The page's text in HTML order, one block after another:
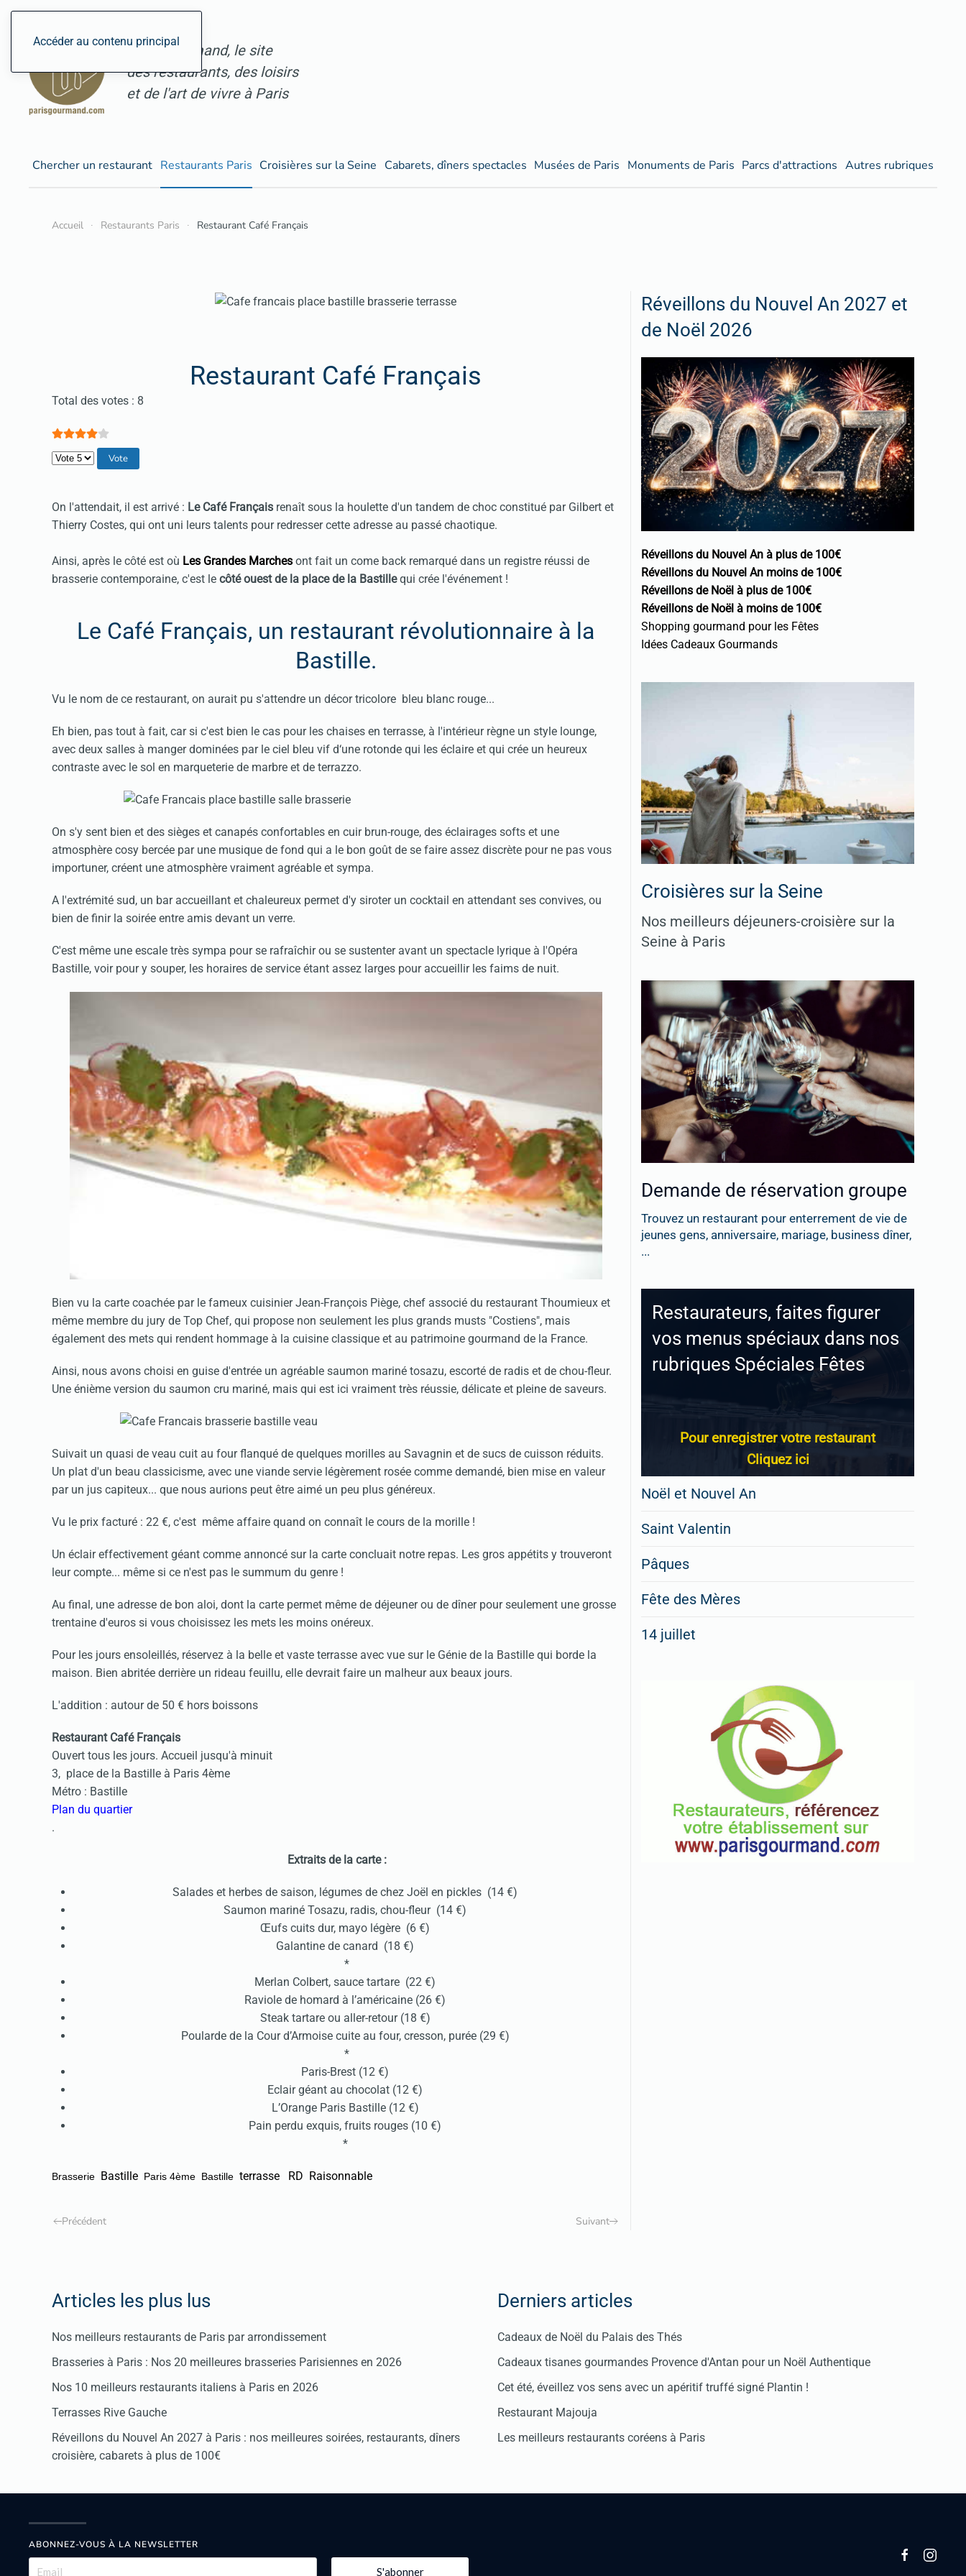
Accéder au contenu principal
ParisGourmand, le site
des restaurants, des loisirs
et de l'art de vivre à Paris
Chercher un restaurant Restaurants Paris Croisières sur la Seine Cabarets, dîners spectacles Musées de Paris Monuments de Paris Parcs d'attractions Autres rubriques
Accueil Restaurants Paris Restaurant Café Français
Restaurant Café Français
Vote utilisateur:4/
Total des votes : 8
Veuillez voter
On l'attendait, il est arrivé : Le Café Français renaît sous la houlette d'un tandem de choc constitué par Gilbert et
Thierry Costes, qui ont uni leurs talents pour redresser cette adresse au passé chaotique.
Ainsi, après le côté est où Les Grandes Marches ont fait un come back remarqué dans un registre réussi de
brasserie contemporaine, c'est le côté ouest de la place de la Bastillequi crée l'événement !
Le Café Français, un restaurant révolutionnaire à la
Bastille.
Vu le nom de ce restaurant, on aurait pu s'attendre un décor tricolore bleu blanc rouge...
Eh bien, pas tout à fait, car si c'est bien le cas pour les chaises en terrasse, à l'intérieur règne un style lounge,
avec deux salles à manger dominées par le ciel bleu vif d‘une rotonde qui les éclaire et qui crée un heureux
contraste avec le sol en marqueterie de marbre et de terrazzo.
On s'y sent bien et des sièges et canapés confortables en cuir brun-rouge, des éclairages softs et une
atmosphère cosy bercée par une musique de fond qui a le bon goût de se faire assez discrète pour ne pas vous
importuner, créent une atmosphère vraiment agréable et sympa.
A l'extrémité sud, un bar accueillant et chaleureux permet d'y siroter un cocktail en attendant ses convives, ou
bien de finir la soirée entre amis devant un verre.
C'est même une escale très sympa pour se rafraîchir ou se sustenter avant un spectacle lyrique à l'Opéra
Bastille, voir pour y souper, les horaires de service étant assez larges pour accueillir les faims de nuit.
Bien vu la carte coachée par le fameux cuisinier Jean-François Piège, chef associé du restaurant Thoumieux et
même membre du jury de Top Chef, qui propose non seulement les plus grands musts "Costiens", mais
également des mets qui rendent hommage à la cuisine classique et au patrimoine gourmand de la France.
Ainsi, nous avons choisi en guise d'entrée un agréable saumon mariné tosazu, escorté de radis et de chou-fleur.
Une énième version du saumon cru mariné, mais qui est ici vraiment très réussie, délicate et pleine de saveurs.
Suivait un quasi de veau cuit au four flanqué de quelques morilles au Savagnin et de sucs de cuisson réduits.
Un plat d'un beau classicisme, avec une viande servie légèrement rosée comme demandé, bien mise en valeur
par un jus capiteux... que nous aurions peut être aimé un peu plus généreux.
Vu le prix facturé : 22 €, c'est même affaire quand on connaît le cours de la morille !
Un éclair effectivement géant comme annoncé sur la carte concluait notre repas. Les gros appétits y trouveront
leur compte... même si ce n'est pas le summum du genre !
Au final, une adresse de bon aloi, dont la carte permet même de déjeuner ou de dîner pour seulement une grosse
trentaine d'euros si vous choisissez les mets les moins onéreux.
Pour les jours ensoleillés, réservez à la belle et vaste terrasse avec vue sur le Génie de la Bastille qui borde la
maison. Bien abritée derrière un rideau feuillu, elle devrait faire un malheur aux beaux jours.
L'addition : autour de 50 € hors boissons
Restaurant Café Français
Ouvert tous les jours. Accueil jusqu'à minuit
3, place de la Bastille à Paris 4ème
Métro : Bastille
Plan du quartier
.
Extraits de la carte :
Salades et herbes de saison, légumes de chez Joël en pickles (14 €)
Saumon mariné Tosazu, radis, chou-fleur (14 €)
Œufs cuits dur, mayo légère (6 €)
Galantine de canard (18 €)
*
Merlan Colbert, sauce tartare (22 €)
Raviole de homard à l’américaine (26 €)
Steak tartare ou aller-retour (18 €)
Poularde de la Cour d’Armoise cuite au four, cresson, purée (29 €)
*
Paris-Brest (12 €)
Eclair géant au chocolat (12 €)
L’Orange Paris Bastille (12 €)
Pain perdu exquis, fruits rouges (10 €)
*
Brasserie Bastille Paris 4ème Bastille terrasse RD Raisonnable
Précédent Suivant
Réveillons du Nouvel An 2027 et
de Noël 2026
Réveillons du Nouvel An à plus de 100€
Réveillons du Nouvel An moins de 100€
Réveillons de Noël à plus de 100€
Réveillons de Noël à moins de 100€
Shopping gourmand pour les Fêtes
Idées Cadeaux Gourmands
Croisières sur la Seine
Nos meilleurs déjeuners-croisière sur la
Seine à Paris
Demande de réservation groupe
Trouvez un restaurant pour enterrement de vie de
jeunes gens, anniversaire, mariage, business dîner,
...
Restaurateurs, faites figurer
vos menus spéciaux dans nos
rubriques Spéciales Fêtes
Pour enregistrer votre restaurant
Cliquez ici
Noël et Nouvel An
Saint Valentin
Pâques
Fête des Mères
14 juillet
Articles les plus lus
Nos meilleurs restaurants de Paris par arrondissement
Brasseries à Paris : Nos 20 meilleures brasseries Parisiennes en 2026
Nos 10 meilleurs restaurants italiens à Paris en 2026
Terrasses Rive Gauche
Réveillons du Nouvel An 2027 à Paris : nos meilleures soirées, restaurants, dîners
croisière, cabarets à plus de 100€
Derniers articles
Cadeaux de Noël du Palais des Thés
Cadeaux tisanes gourmandes Provence d'Antan pour un Noël Authentique
Cet été, éveillez vos sens avec un apéritif truffé signé Plantin !
Restaurant Majouja
Les meilleurs restaurants coréens à Paris
ABONNEZ-VOUS À LA NEWSLETTER
S'abonner